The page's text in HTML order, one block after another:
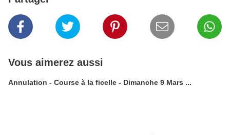
Vous aimerez aussi
Annulation - Course à la ficelle - Dimanche 9 Mars ...